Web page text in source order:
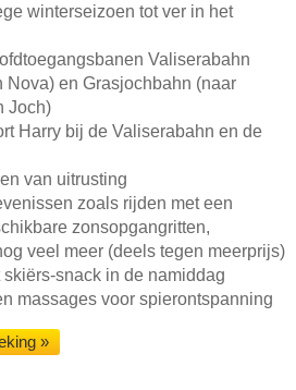
winterseizoen tot ver in het
Valiserabahn
Nova) en Grasjochbahn (naar
Joch)
Harry bij de Valiserabahn en de
van uitrusting
zoals rijden met een
zonsopgangritten,
veel meer (deels tegen meerprijs)
snack in de namiddag
massages voor spierontspanning
»